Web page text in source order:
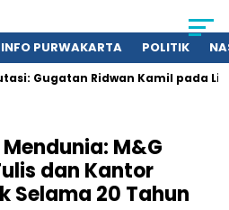
INFO PURWAKARTA POLITIK
Gugatan Ridwan Kamil pada
M&G
dan Kantor
Selama 20 Tahun